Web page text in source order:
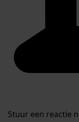
Stuur een reactie